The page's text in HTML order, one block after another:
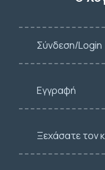
Σύνδεση/Login
Εγγραφή
Ξεχάσατε τον